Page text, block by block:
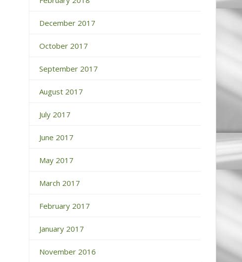
December 2017
October 2017
September 2017
August 2017
July 2017
June 2017
May 2017
March 2017
February 2017
January 2017
November 2016